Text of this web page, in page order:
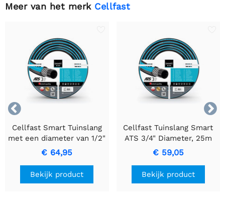
Meer van het merk Cellfast


Cellfast Smart Tuinslang
met een diameter van 1/2"
en een lengte van 50m.
€ 64,95
Bekijk product
Cellfast Tuinslang Smart
ATS 3/4" Diameter, 25m
slang
€ 59,05
Bekijk product